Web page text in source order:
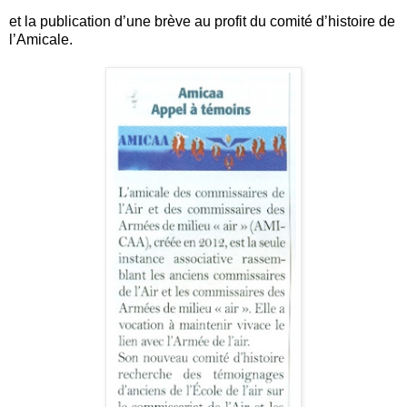
et la publication d’une brève au profit du comité d’histoire de
l’Amicale.